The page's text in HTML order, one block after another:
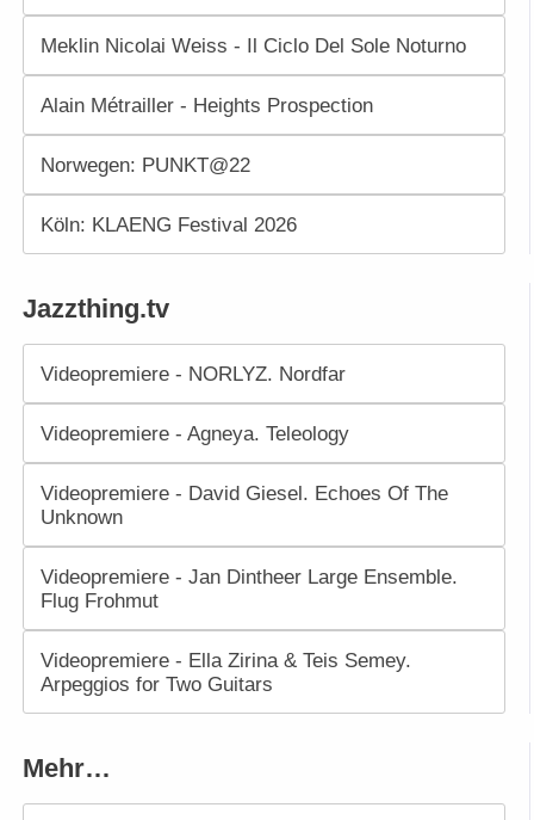
Meklin Nicolai Weiss - Il Ciclo Del Sole Noturno
Alain Métrailler - Heights Prospection
Norwegen: PUNKT@22
Köln: KLAENG Festival 2026
Jazzthing.tv
Videopremiere - NORLYZ. Nordfar
Videopremiere - Agneya. Teleology
Videopremiere - David Giesel. Echoes Of The
Unknown
Videopremiere - Jan Dintheer Large Ensemble.
Flug Frohmut
Videopremiere - Ella Zirina & Teis Semey.
Arpeggios for Two Guitars
Mehr…